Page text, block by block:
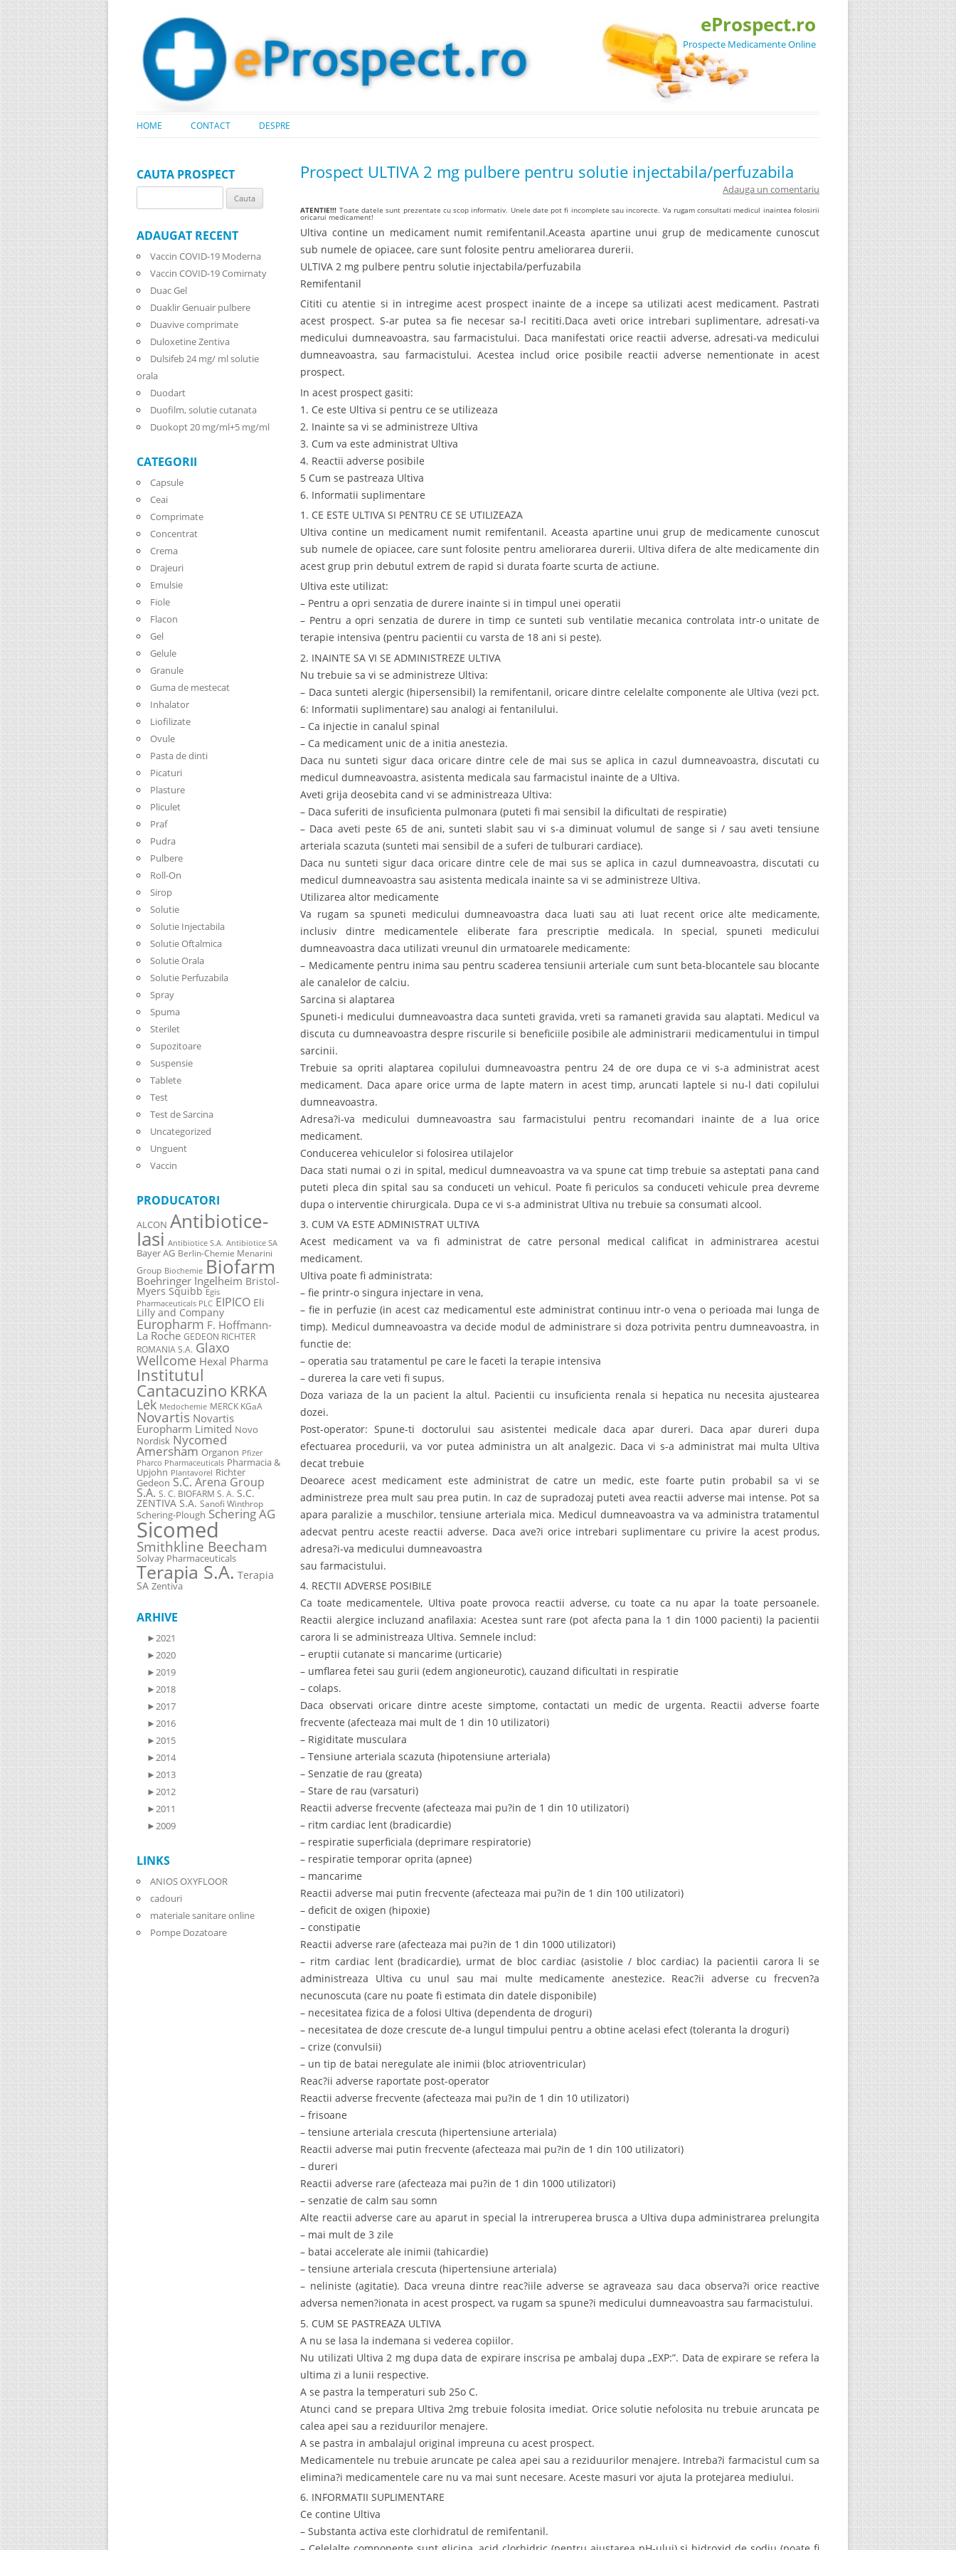
eProspect.ro
Prospecte Medicamente Online
HOME CONTACT DESPRE
Prospect ULTIVA 2 mg pulbere pentru solutie injectabila/perfuzabila
Adauga un comentariu
ATENTIE!!! Toate datele sunt prezentate cu scop informativ. Unele date pot fi incomplete sau incorecte. Va rugam consultati medicul inaintea folosirii
oricarui medicament!
Ultiva contine un medicament numit remifentanil.Aceasta apartine unui grup de medicamente cunoscut
sub numele de opiacee, care sunt folosite pentru ameliorarea durerii.
ULTIVA 2 mg pulbere pentru solutie injectabila/perfuzabila
Remifentanil
Cititi cu atentie si in intregime acest prospect inainte de a incepe sa utilizati acest medicament. Pastrati
acest prospect. S-ar putea sa fie necesar sa-l recititi.Daca aveti orice intrebari suplimentare, adresati-va
medicului dumneavoastra, sau farmacistului. Daca manifestati orice reactii adverse, adresati-va medicului
dumneavoastra, sau farmacistului. Acestea includ orice posibile reactii adverse nementionate in acest
prospect.
In acest prospect gasiti:
1. Ce este Ultiva si pentru ce se utilizeaza
2. Inainte sa vi se administreze Ultiva
3. Cum va este administrat Ultiva
4. Reactii adverse posibile
5 Cum se pastreaza Ultiva
6. Informatii suplimentare
1. CE ESTE ULTIVA SI PENTRU CE SE UTILIZEAZA
Ultiva contine un medicament numit remifentanil. Aceasta apartine unui grup de medicamente cunoscut
sub numele de opiacee, care sunt folosite pentru ameliorarea durerii. Ultiva difera de alte medicamente din
acest grup prin debutul extrem de rapid si durata foarte scurta de actiune.
Ultiva este utilizat:
– Pentru a opri senzatia de durere inainte si in timpul unei operatii
– Pentru a opri senzatia de durere in timp ce sunteti sub ventilatie mecanica controlata intr-o unitate de
terapie intensiva (pentru pacientii cu varsta de 18 ani si peste).
2. INAINTE SA VI SE ADMINISTREZE ULTIVA
Nu trebuie sa vi se administreze Ultiva:
– Daca sunteti alergic (hipersensibil) la remifentanil, oricare dintre celelalte componente ale Ultiva (vezi pct.
6: Informatii suplimentare) sau analogi ai fentanilului.
– Ca injectie in canalul spinal
– Ca medicament unic de a initia anestezia.
Daca nu sunteti sigur daca oricare dintre cele de mai sus se aplica in cazul dumneavoastra, discutati cu
medicul dumneavoastra, asistenta medicala sau farmacistul inainte de a Ultiva.
Aveti grija deosebita cand vi se administreaza Ultiva:
– Daca suferiti de insuficienta pulmonara (puteti fi mai sensibil la dificultati de respiratie)
– Daca aveti peste 65 de ani, sunteti slabit sau vi s-a diminuat volumul de sange si / sau aveti tensiune
arteriala scazuta (sunteti mai sensibil de a suferi de tulburari cardiace).
Daca nu sunteti sigur daca oricare dintre cele de mai sus se aplica in cazul dumneavoastra, discutati cu
medicul dumneavoastra sau asistenta medicala inainte sa vi se administreze Ultiva.
Utilizarea altor medicamente
Va rugam sa spuneti medicului dumneavoastra daca luati sau ati luat recent orice alte medicamente,
inclusiv dintre medicamentele eliberate fara prescriptie medicala. In special, spuneti medicului
dumneavoastra daca utilizati vreunul din urmatoarele medicamente:
– Medicamente pentru inima sau pentru scaderea tensiunii arteriale cum sunt beta-blocantele sau blocante
ale canalelor de calciu.
Sarcina si alaptarea
Spuneti-i medicului dumneavoastra daca sunteti gravida, vreti sa ramaneti gravida sau alaptati. Medicul va
discuta cu dumneavoastra despre riscurile si beneficiile posibile ale administrarii medicamentului in timpul
sarcinii.
Trebuie sa opriti alaptarea copilului dumneavoastra pentru 24 de ore dupa ce vi s-a administrat acest
medicament. Daca apare orice urma de lapte matern in acest timp, aruncati laptele si nu-l dati copilului
dumneavoastra.
Adresa?i-va medicului dumneavoastra sau farmacistului pentru recomandari inainte de a lua orice
medicament.
Conducerea vehiculelor si folosirea utilajelor
Daca stati numai o zi in spital, medicul dumneavoastra va va spune cat timp trebuie sa asteptati pana cand
puteti pleca din spital sau sa conduceti un vehicul. Poate fi periculos sa conduceti vehicule prea devreme
dupa o interventie chirurgicala. Dupa ce vi s-a administrat Ultiva nu trebuie sa consumati alcool.
3. CUM VA ESTE ADMINISTRAT ULTIVA
Acest medicament va va fi administrat de catre personal medical calificat in administrarea acestui
medicament.
Ultiva poate fi administrata:
– fie printr-o singura injectare in vena,
– fie in perfuzie (in acest caz medicamentul este administrat continuu intr-o vena o perioada mai lunga de
timp). Medicul dumneavoastra va decide modul de administrare si doza potrivita pentru dumneavoastra, in
functie de:
– operatia sau tratamentul pe care le faceti la terapie intensiva
– durerea la care veti fi supus.
Doza variaza de la un pacient la altul. Pacientii cu insuficienta renala si hepatica nu necesita ajustearea
dozei.
Post-operator: Spune-ti doctorului sau asistentei medicale daca apar dureri. Daca apar dureri dupa
efectuarea procedurii, va vor putea administra un alt analgezic. Daca vi s-a administrat mai multa Ultiva
decat trebuie
Deoarece acest medicament este administrat de catre un medic, este foarte putin probabil sa vi se
administreze prea mult sau prea putin. In caz de supradozaj puteti avea reactii adverse mai intense. Pot sa
apara paralizie a muschilor, tensiune arteriala mica. Medicul dumneavoastra va va administra tratamentul
adecvat pentru aceste reactii adverse. Daca ave?i orice intrebari suplimentare cu privire la acest produs,
adresa?i-va medicului dumneavoastra
sau farmacistului.
4. RECTII ADVERSE POSIBILE
Ca toate medicamentele, Ultiva poate provoca reactii adverse, cu toate ca nu apar la toate persoanele.
Reactii alergice incluzand anafilaxia: Acestea sunt rare (pot afecta pana la 1 din 1000 pacienti) la pacientii
carora li se administreaza Ultiva. Semnele includ:
– eruptii cutanate si mancarime (urticarie)
– umflarea fetei sau gurii (edem angioneurotic), cauzand dificultati in respiratie
– colaps.
Daca observati oricare dintre aceste simptome, contactati un medic de urgenta. Reactii adverse foarte
frecvente (afecteaza mai mult de 1 din 10 utilizatori)
– Rigiditate musculara
– Tensiune arteriala scazuta (hipotensiune arteriala)
– Senzatie de rau (greata)
– Stare de rau (varsaturi)
Reactii adverse frecvente (afecteaza mai pu?in de 1 din 10 utilizatori)
– ritm cardiac lent (bradicardie)
– respiratie superficiala (deprimare respiratorie)
– respiratie temporar oprita (apnee)
– mancarime
Reactii adverse mai putin frecvente (afecteaza mai pu?in de 1 din 100 utilizatori)
– deficit de oxigen (hipoxie)
– constipatie
Reactii adverse rare (afecteaza mai pu?in de 1 din 1000 utilizatori)
– ritm cardiac lent (bradicardie), urmat de bloc cardiac (asistolie / bloc cardiac) la pacientii carora li se
administreaza Ultiva cu unul sau mai multe medicamente anestezice. Reac?ii adverse cu frecven?a
necunoscuta (care nu poate fi estimata din datele disponibile)
– necesitatea fizica de a folosi Ultiva (dependenta de droguri)
– necesitatea de doze crescute de-a lungul timpului pentru a obtine acelasi efect (toleranta la droguri)
– crize (convulsii)
– un tip de batai neregulate ale inimii (bloc atrioventricular)
Reac?ii adverse raportate post-operator
Reactii adverse frecvente (afecteaza mai pu?in de 1 din 10 utilizatori)
– frisoane
– tensiune arteriala crescuta (hipertensiune arteriala)
Reactii adverse mai putin frecvente (afecteaza mai pu?in de 1 din 100 utilizatori)
– dureri
Reactii adverse rare (afecteaza mai pu?in de 1 din 1000 utilizatori)
– senzatie de calm sau somn
Alte reactii adverse care au aparut in special la intreruperea brusca a Ultiva dupa administrarea prelungita
– mai mult de 3 zile
– batai accelerate ale inimii (tahicardie)
– tensiune arteriala crescuta (hipertensiune arteriala)
– neliniste (agitatie). Daca vreuna dintre reac?iile adverse se agraveaza sau daca observa?i orice reactive
adversa nemen?ionata in acest prospect, va rugam sa spune?i medicului dumneavoastra sau farmacistului.
5. CUM SE PASTREAZA ULTIVA
A nu se lasa la indemana si vederea copiilor.
Nu utilizati Ultiva 2 mg dupa data de expirare inscrisa pe ambalaj dupa „EXP:”. Data de expirare se refera la
ultima zi a lunii respective.
A se pastra la temperaturi sub 25o C.
Atunci cand se prepara Ultiva 2mg trebuie folosita imediat. Orice solutie nefolosita nu trebuie aruncata pe
calea apei sau a reziduurilor menajere.
A se pastra in ambalajul original impreuna cu acest prospect.
Medicamentele nu trebuie aruncate pe calea apei sau a reziduurilor menajere. Intreba?i farmacistul cum sa
elimina?i medicamentele care nu va mai sunt necesare. Aceste masuri vor ajuta la protejarea mediului.
6. INFORMATII SUPLIMENTARE
Ce contine Ultiva
– Substanta activa este clorhidratul de remifentanil.
CAUTA PROSPECT
for:
ADAUGAT RECENT
Vaccin COVID-19 Moderna
Vaccin COVID-19 Comirnaty
Duac Gel
Duaklir Genuair pulbere
Duavive comprimate
Duloxetine Zentiva
Dulsifeb 24 mg/ ml solutie
orala
Duodart
Duofilm, solutie cutanata
Duokopt 20 mg/ml+5 mg/ml
CATEGORII
Capsule
Ceai
Comprimate
Concentrat
Crema
Drajeuri
Emulsie
Fiole
Flacon
Gel
Gelule
Granule
Guma de mestecat
Inhalator
Liofilizate
Ovule
Pasta de dinti
Picaturi
Plasture
Pliculet
Praf
Pudra
Pulbere
Roll-On
Sirop
Solutie
Solutie Injectabila
Solutie Oftalmica
Solutie Orala
Solutie Perfuzabila
Spray
Spuma
Sterilet
Supozitoare
Suspensie
Tablete
Test
Test de Sarcina
Uncategorized
Unguent
Vaccin
PRODUCATORI
ALCON Antibiotice-
Iasi Antibiotice S.A. Antibiotice SA
Bayer AG Berlin-Chemie Menarini
Group Biochemie Biofarm
Boehringer Ingelheim Bristol-
Myers Squibb Egis
Pharmaceuticals PLC EIPICO Eli
Lilly and Company
Europharm F. Hoffmann-
La Roche GEDEON RICHTER
ROMANIA S.A. Glaxo
Wellcome Hexal Pharma
Institutul
Cantacuzino KRKA
Lek Medochemie MERCK KGaA
Novartis Novartis
Europharm Limited Novo
Nordisk Nycomed
Amersham Organon Pfizer
Pharco Pharmaceuticals Pharmacia &
Upjohn Plantavorel Richter
Gedeon S.C. Arena Group
S.A. S. C. BIOFARM S. A. S.C.
ZENTIVA S.A. Sanofi Winthrop
Schering-Plough Schering AG
Sicomed
Smithkline Beecham
Solvay Pharmaceuticals
Terapia S.A. Terapia
SA Zentiva
ARHIVE
►2021
►2020
►2019
►2018
►2017
►2016
►2015
►2014
►2013
►2012
►2011
►2009
LINKS
ANIOS OXYFLOOR
cadouri
materiale sanitare online
Pompe Dozatoare